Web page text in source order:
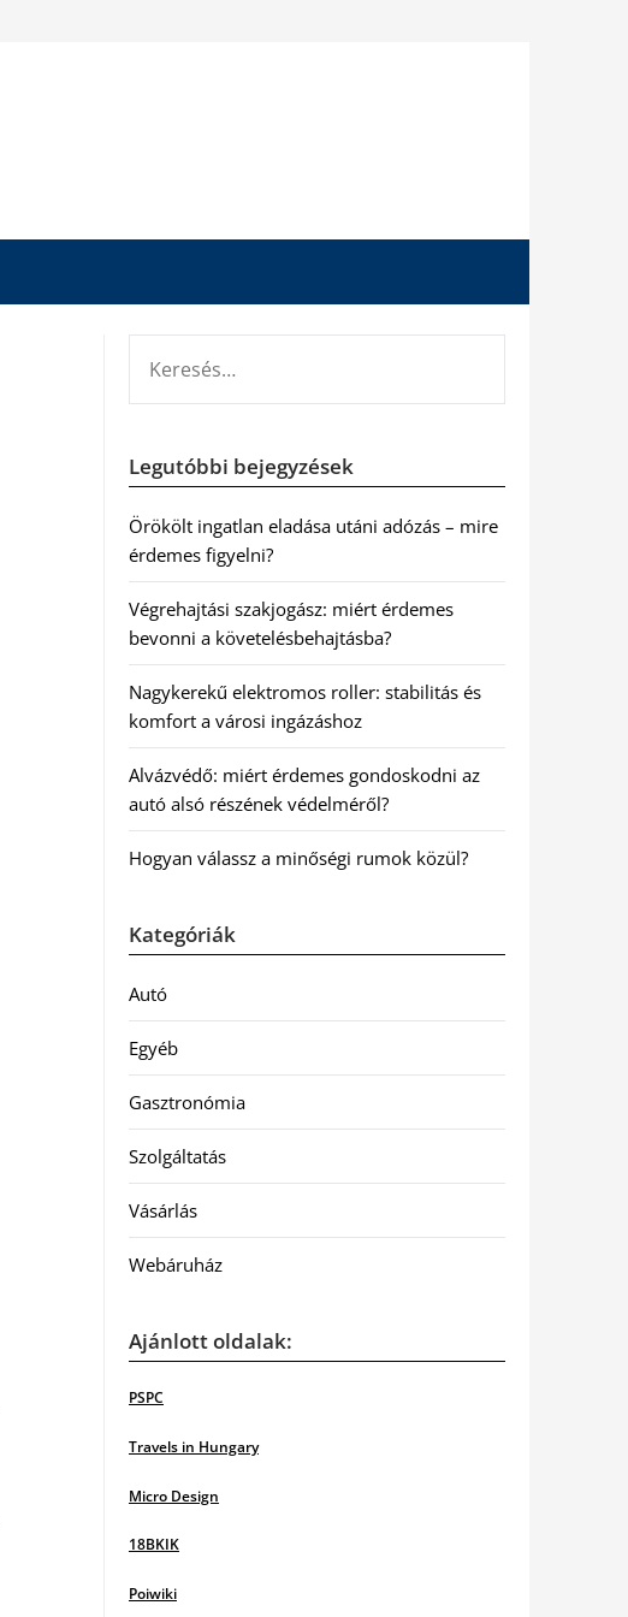
Legutóbbi bejegyzések
Örökölt ingatlan eladása utáni adózás – mire
érdemes figyelni?
Végrehajtási szakjogász: miért érdemes
bevonni a követelésbehajtásba?
Nagykerekű elektromos roller: stabilitás és
komfort a városi ingázáshoz
Alvázvédő: miért érdemes gondoskodni az
autó alsó részének védelméről?
Hogyan válassz a minőségi rumok közül?
Kategóriák
Autó
Egyéb
Gasztronómia
Szolgáltatás
Vásárlás
Webáruház
Ajánlott oldalak:
PSPC
Travels in Hungary
Micro Design
18BKIK
Poiwiki